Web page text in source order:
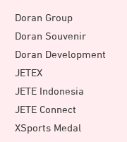
Doran Group
Doran Souvenir
Doran Development
JETEX
JETE Indonesia
JETE Connect
XSports Medal